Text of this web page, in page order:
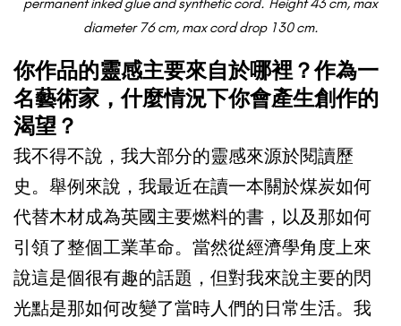
diameter 76 cm, max cord drop 130 cm.
你作品的靈感主要來自於哪裡？作為一
名藝術家，什麼情況下你會產生創作的
渴望？
我不得不說，我大部分的靈感來源於閱讀歷
史。舉例來說，我最近在讀一本關於煤炭如何
代替木材成為英國主要燃料的書，以及那如何
引領了整個工業革命。當然從經濟學角度上來
說這是個很有趣的話題，但對我來說主要的閃
光點是那如何改變了當時人們的日常生活。我